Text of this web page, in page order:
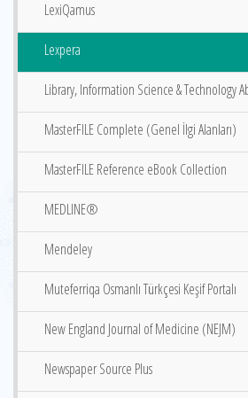
LexiQamus
Lexpera
Library, Information Science & Technology
MasterFILE Complete (Genel İlgi Alanları)
MasterFILE Reference eBook Collection
MEDLINE®
Mendeley
Muteferriqa Osmanlı Türkçesi Keşif Portalı
New England Journal of Medicine (NEJM)
Newspaper Source Plus